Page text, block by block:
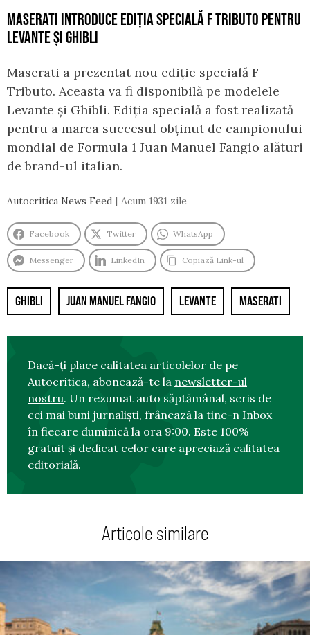
MASERATI INTRODUCE EDIȚIA SPECIALĂ F TRIBUTO PENTRU
LEVANTE ȘI GHIBLI
Maserati a prezentat nou ediție specială F
Tributo. Aceasta va fi disponibilă pe modelele
Levante și Ghibli. Ediția specială a fost realizată
pentru a marca succesul obținut de campionului
mondial de Formula 1 Juan Manuel Fangio alături
de brand-ul italian.
Autocritica News Feed Acum 1931 zile
Facebook Twitter WhatsApp
Messenger LinkedIn Copiază Link-ul
GHIBLI JUAN MANUEL FANGIO LEVANTE MASERATI
Dacă-ți place calitatea articolelor de pe
Autocritica, abonează-te la newsletter-ul
nostru. Un rezumat auto săptămânal, scris de
cei mai buni jurnaliști, frânează la tine-n Inbox
în fiecare duminică la ora 9:00. Este 100%
gratuit și dedicat celor care apreciază calitatea
editorială.
Articole similare